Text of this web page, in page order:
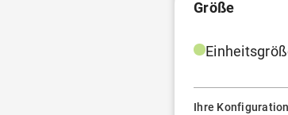
Größe
Ihre Konfiguration